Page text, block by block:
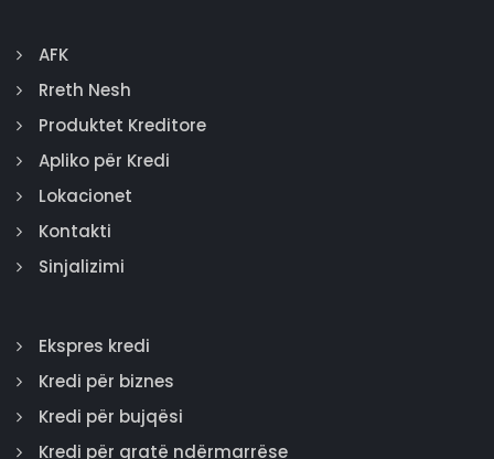
AFK
Rreth Nesh
Produktet Kreditore
Apliko për Kredi
Lokacionet
Kontakti
Sinjalizimi
Ekspres kredi
Kredi për biznes
Kredi për bujqësi
Kredi për gratë ndërmarrëse